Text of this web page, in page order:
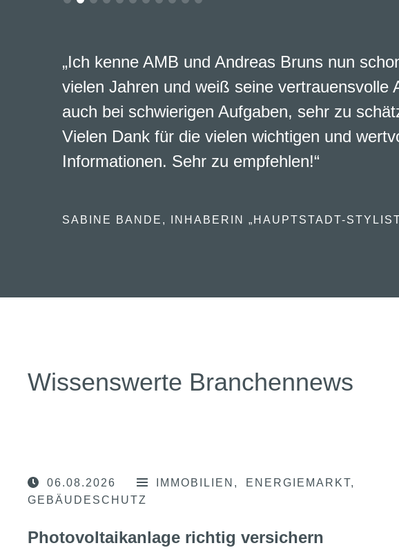
„Ich kenne AMB und Andreas Bruns nun
vielen Jahren und weiß seine vertrauensvolle
auch bei schwierigen Aufgaben, sehr zu
Vielen Dank für die vielen wichtigen und
Informationen. Sehr zu empfehlen!“
SABINE BANDE, INHABERIN „HAUPTSTADT-
Wissenswerte Branchennews
06.08.2026 IMMOBILIEN
ENERGIEMARKT
GEBÄUDESCHUTZ
Photovoltaikanlage richtig versichern